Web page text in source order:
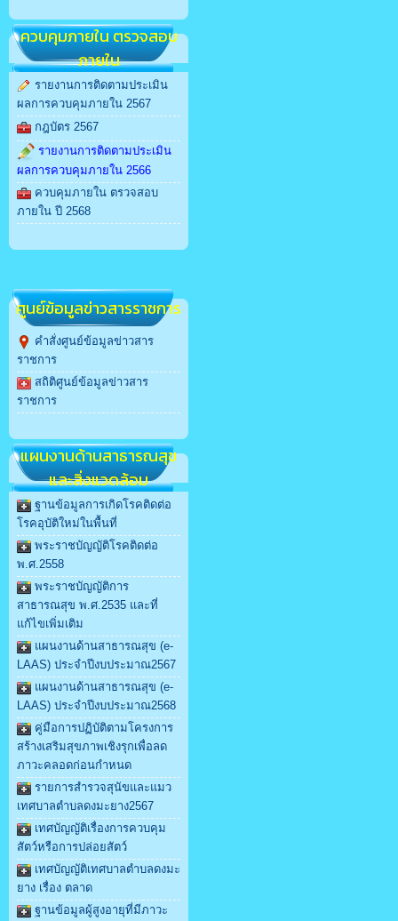
ควบคุมภายใน ตรวจสอบ
ภายใน
รายงานการติดตามประเมิน
ผลการควบคุมภายใน 2567
กฎบัตร 2567
รายงานการติดตามประเมิน
ผลการควบคุมภายใน 2566
ควบคุมภายใน ตรวจสอบ
ภายใน ปี 2568
ศูนย์ข้อมูลข่าวสารราชการ
คำสั่งศูนย์ข้อมูลข่าวสาร
ราชการ
สถิติศูนย์ข้อมูลข่าวสาร
ราชการ
แผนงานด้านสาธารณสุข
และสิ่งแวดล้อม
ฐานข้อมูลการเกิดโรคติดต่อ
โรคอุบัติใหม่ในพื้นที่
พระราชบัญญัติโรคติดต่อ
พ.ศ.2558
พระราชบัญญัติการ
สาธารณสุข พ.ศ.2535 และที่
แก้ไขเพิ่มเติม
แผนงานด้านสาธารณสุข (e-
LAAS) ประจำปีงบประมาณ2567
แผนงานด้านสาธารณสุข (e-
LAAS) ประจำปีงบประมาณ2568
คู่มือการปฏิบัติตามโครงการ
สร้างเสริมสุขภาพเชิงรุกเพื่อลด
ภาวะคลอดก่อนกำหนด
รายการสำรวจสุนัขและแมว
เทศบาลตำบลดงมะยาง2567
เทศบัญญัติเรื่องการควบคุม
สัตว์หรือการปล่อยสัตว์
เทศบัญญัติเทศบาลตำบลดงมะ
ยาง เรื่อง ตลาด
ฐานข้อมูลผู้สูงอายุที่มีภาวะ